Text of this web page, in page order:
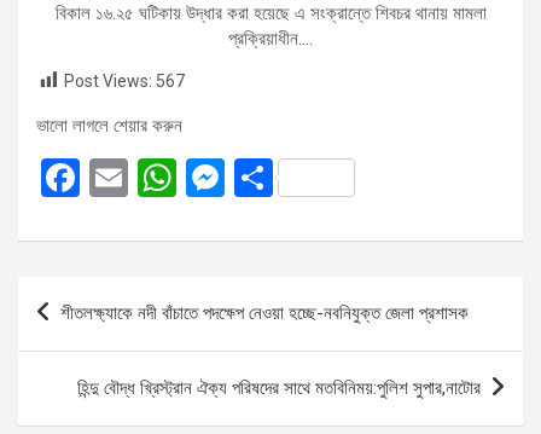
বিকাল ১৬.২৫ ঘটিকায় উদ্ধার করা হয়েছে এ সংক্রান্তে শিবচর থানায় মামলা
প্রক্রিয়াধীন….
Post Views: 567
ভালো লাগলে শেয়ার করুন
F
ce
o
o
k
E
ail
W
at
A
p
p
M
se
g
er
S
ar
Post
navigation
শীতলক্ষ্যাকে নদী বাঁচাতে পদক্ষেপ নেওয়া হচ্ছে-নবনিযুক্ত জেলা প্রশাসক
হিন্দু বৌদ্ধ খ্রিস্ট্রান ঐক্য পরিষদের সাথে মতবিনিময়:পুলিশ সুপার,নাটোর